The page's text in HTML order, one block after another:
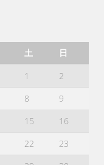
土
日
1
2
8
9
15
16
22
23